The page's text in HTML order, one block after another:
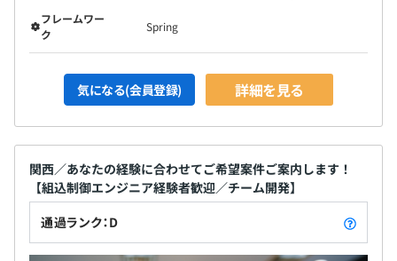
フレームワー
ク
Spring
気になる(会員登録) 詳細を見る
関西／あなたの経験に合わせてご希望案件ご案内します！
【組込制御エンジニア経験者歓迎／チーム開発】
通過ランク：D